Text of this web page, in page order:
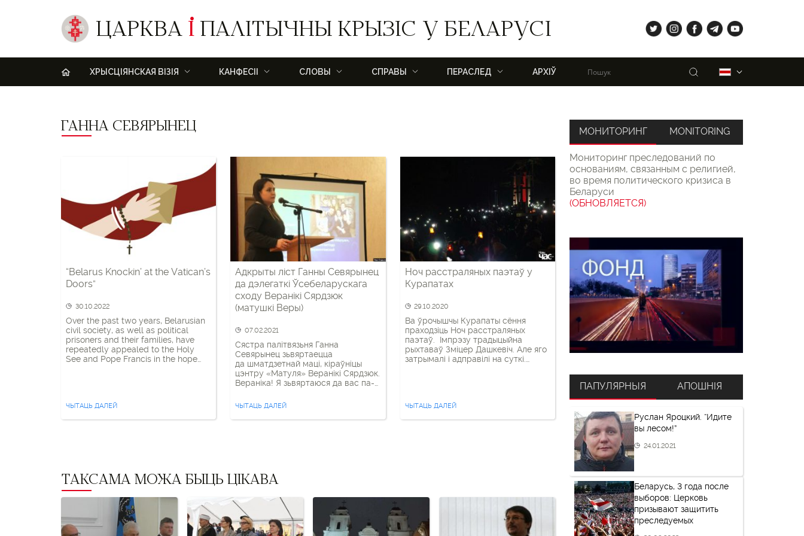
ЦАРКВА І ПАЛІТЫЧНЫ КРЫЗІС У БЕЛАРУСІ
ХРЫСЦІЯНСКАЯ ВІЗІЯ КАНФЕСІІ СЛОВЫ СПРАВЫ ПЕРАСЛЕД АРХІЎ Пошук
tw ig fb tg yt
ГАННА СЕВЯРЫНЕЦ
“Belarus Knockin’ at the Vatican’s
Doors”
30.10.2022
Over the past two years, Belarusian
civil society, as well as political
prisoners and their families, have
repeatedly appealed to the Holy
See and Pope Francis in the hope
efforts and often […]
ЧЫТАЦЬ ДАЛЕЙ
Адкрыты ліст Ганны Севярынец
да дэлегаткі Ўсебеларускага
сходу Веранікі Сярдзюк
(матушкі Веры)
07.02.2021
Сястра палітвязьня Ганна
Севярынец зьвяртаецца
да шматдзетнай маці, кіраўніцы
цэнтру «Матуля» Веранікі Сярдзюк.
Вераніка! Я зьвяртаюся да вас па-
некаторы час мы былі калегамі,
працуючы на адным зь беларускіх
жаночых інтэрнэт-рэсурсаў. Я
ЧЫТАЦЬ ДАЛЕЙ
Ноч расстраляных паэтаў у
Курапатах
29.10.2020
Ва ўрочышчы Курапаты сёння
праходзіць Ноч расстраляных
паэтаў. Імпрэзу традыцыйна
рыхтаваў Зміцер Дашкевіч. Але яго
затрымалі і адправілі на суткі.
затрымалі напярэдадні
ЧЫТАЦЬ ДАЛЕЙ
ТАКСАМА МОЖА БЫЦЬ ЦІКАВА
МОНИТОРИНГ
Мониторинг преследований по
основаниям, связанным с религией,
во время политического кризиса в
Беларуси
(ОБНОВЛЯЕТСЯ)
MONITORING
ПАПУЛЯРНЫЯ
Руслан Яроцкий. “Идите
вы лесом!”
24.01.2021
Беларусь, 3 года после
выборов: Церковь
призывают защитить
преследуемых
АПОШНІЯ